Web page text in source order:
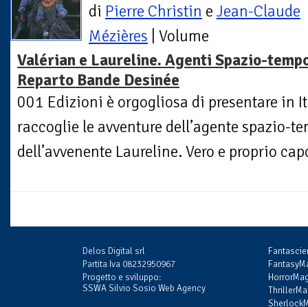
di Pierre Christin e Jean-Claude
Mézières | Volume
Valérian e Laureline. Agenti Spazio-
Reparto Bande Desinée
001 Edizioni è orgogliosa di presentare in
raccoglie le avventure dell’agente spazio-
dell’avvenente Laureline. Vero e proprio
Delos Digital srl
Partita Iva 08232950967
Progetto e sviluppo:
SSWA Silvio Sosio Web Agency